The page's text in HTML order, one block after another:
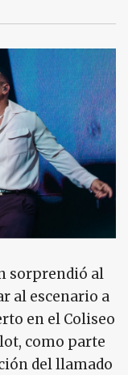
sorprendió al
al escenario a
en el Coliseo
como parte
del llamado